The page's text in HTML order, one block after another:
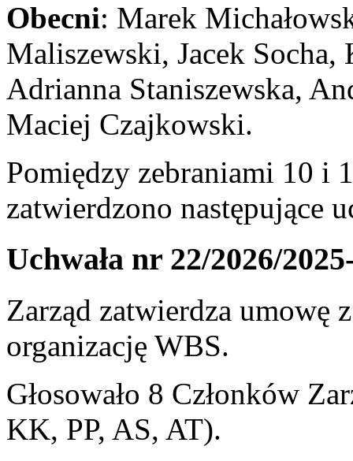
Obecni: Marek
Maliszewski, Jacek Socha,
Adrianna Staniszewska,
Maciej Czajkowski.
Pomiędzy zebraniami 10 i
zatwierdzono następujące
Uchwała nr 22/2026/
Zarząd zatwierdza umowę
organizację WBS.
Głosowało 8 Członków
KK, PP, AS, AT).